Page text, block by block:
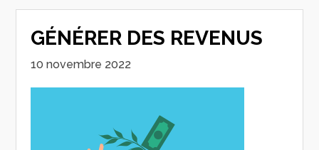
GÉNÉRER DES REVENUS
10 novembre 2022